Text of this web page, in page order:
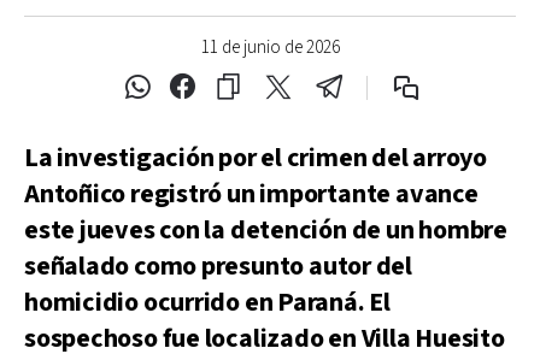
11 de junio de 2026
La investigación por el crimen del arroyo
Antoñico registró un importante avance
este jueves con la detención de un hombre
señalado como presunto autor del
homicidio ocurrido en Paraná. El
sospechoso fue localizado en Villa Huesito